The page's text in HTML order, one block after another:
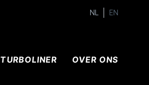
NL EN
TURBOLINER OVER ONS